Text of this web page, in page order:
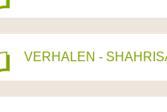
VERHALEN -